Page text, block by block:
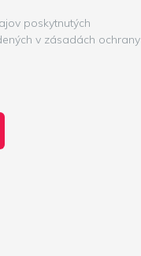
poskytnutých
v zásadách ochrany